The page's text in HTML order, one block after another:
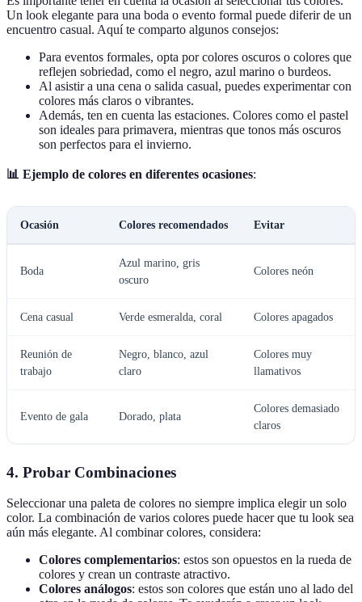
Un look elegante para una boda o evento formal puede diferir de un
encuentro casual. Aquí te comparto algunos consejos:
Para eventos formales, opta por colores oscuros o colores que
reflejen sobriedad, como el negro, azul marino o burdeos.
Al asistir a una cena o salida casual, puedes experimentar con
colores más claros o vibrantes.
Además, ten en cuenta las estaciones. Colores como el pastel
son ideales para primavera, mientras que tonos más oscuros
son perfectos para el invierno.
📊 Ejemplo de colores en diferentes ocasiones:
Ocasión Colores recomendados Evitar
Boda
Azul marino, gris
oscuro
Colores neón
Cena casual Verde esmeralda, coral Colores apagados
Reunión de
trabajo
Negro, blanco, azul
claro
Colores muy
llamativos
Evento de gala Dorado, plata
Colores demasiado
claros
4. Probar Combinaciones
Seleccionar una paleta de colores no siempre implica elegir un solo
color. La combinación de varios colores puede hacer que tu look sea
aún más elegante. Al combinar colores, considera:
Colores complementarios: estos son opuestos en la rueda de
colores y crean un contraste atractivo.
Colores análogos: estos son colores que están uno al lado del